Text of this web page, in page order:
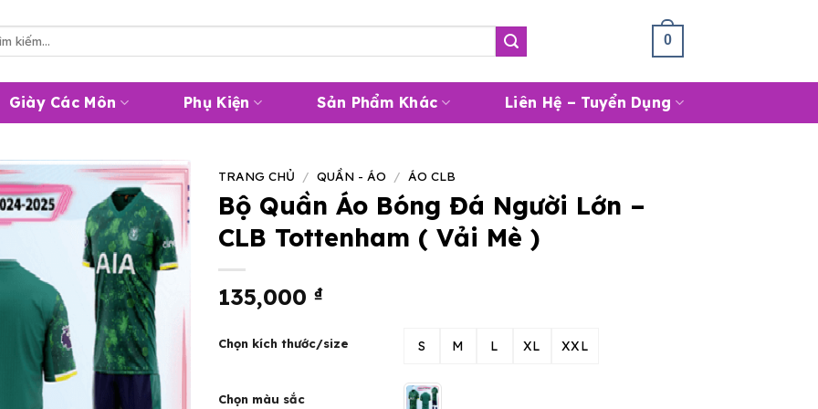
0
Giày Các Môn Phụ Kiện Sản Phẩm Khác Liên Hệ – Tuyển Dụng
TRANG CHỦ / QUẦN - ÁO / ÁO CLB
Bộ Quần Áo Bóng Đá Người Lớn –
CLB Tottenham ( Vải Mè )
135,000 ₫
Chọn kích thước/size S M L XL XXL
Chọn màu sắc